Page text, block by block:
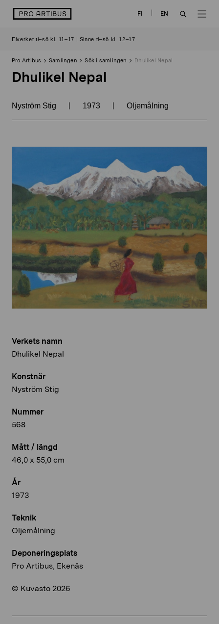
logo FI
EN
Elverket ti–sö kl. 11–17 | Sinne ti–sö kl. 12–17
Pro Artibus Samlingen Sök i samlingen Dhulikel Nepal
Dhulikel Nepal
Nyström Stig | 1973 | Oljemålning
Verkets namn
Dhulikel Nepal
Konstnär
Nyström Stig
Nummer
568
Mått / längd
46,0 x 55,0 cm
År
1973
Teknik
Oljemålning
Deponeringsplats
Pro Artibus, Ekenäs
© Kuvasto 2026